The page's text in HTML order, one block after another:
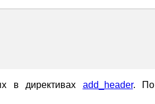
в директивах add_header. По